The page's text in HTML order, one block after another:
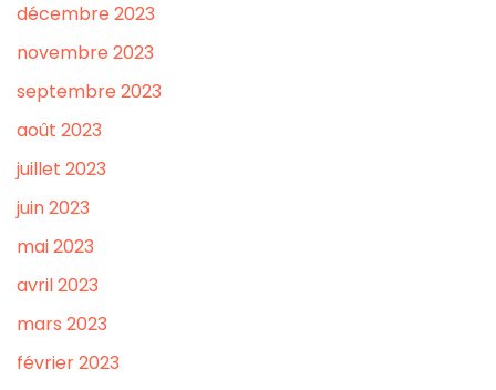
décembre 2023
novembre 2023
septembre 2023
août 2023
juillet 2023
juin 2023
mai 2023
avril 2023
mars 2023
février 2023